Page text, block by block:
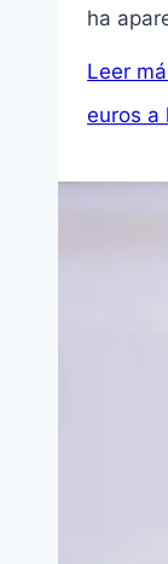
ha
Leer
euros a